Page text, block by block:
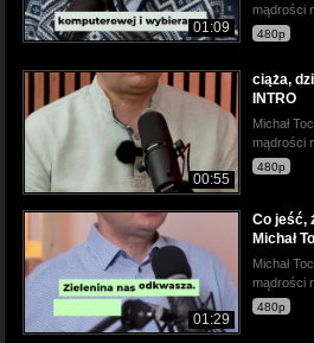
01:09
mądrości
480p
00:55
ciąża,
INTRO
Michał
mądrości
480p
01:29
Co jeść,
Michał
Michał
mądrości
480p